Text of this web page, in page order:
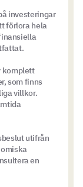
investeringar
förlora hela
komplett
som finns
villkor.
utifrån
en